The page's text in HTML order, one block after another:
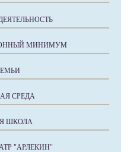
МИНИМУМ
СРЕДА
ШКОЛА
"АРЛЕКИН"